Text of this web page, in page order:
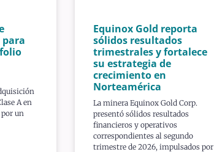
para
A en
por un
Equinox Gold reporta
sólidos resultados
trimestrales y fortalece
su estrategia de
crecimiento en
Norteamérica
La minera Equinox Gold Corp.
presentó sólidos resultados
financieros y operativos
correspondientes al segundo
trimestre de 2026, impulsados por